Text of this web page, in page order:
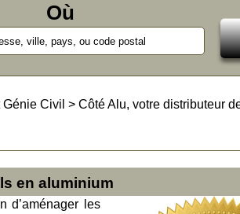
Où
Civil > Côté Alu, votre distributeur
en aluminium
d’aménager les